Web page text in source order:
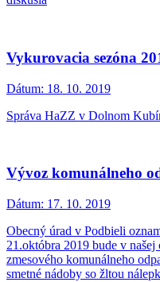
Vykurovacia sezóna
Dátum: 18. 10. 2019
Správa HaZZ v Dolnom
Vývoz komunálneho
Dátum: 17. 10. 2019
Obecný úrad v Podbieli
21.októbra 2019 bude v
zmesového komunálneho
smetné nádoby so žltou